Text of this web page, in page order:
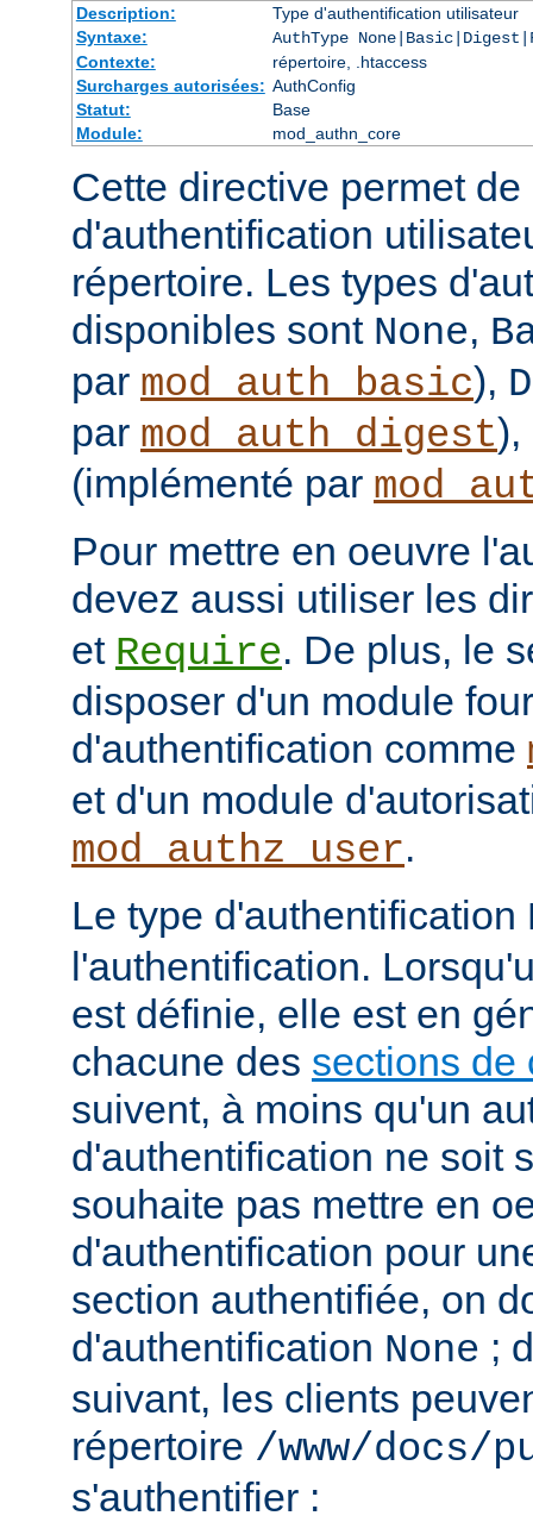
Description:
Type d'authentification utilisateur
Syntaxe:
AuthType
Contexte:
répertoire, .htaccess
Surcharges autorisées: AuthConfig
Statut:
Base
Module:
mod_authn_core
Cette directive permet
d'authentification
répertoire. Les types
disponibles sont None,
par mod_auth_basic),
par mod_auth_digest
(implémenté par
Pour mettre en oeuvre
devez aussi utiliser les
et Require. De plus, le
disposer d'un module
d'authentification comme
et d'un module
mod_authz_user.
Le type d'authentification
l'authentification.
est définie, elle est en
chacune des sections de
suivent, à moins qu'un
d'authentification ne soit
souhaite pas mettre en
d'authentification pour
section authentifiée, on
d'authentification None ;
suivant, les clients
répertoire /www/docs/
s'authentifier :